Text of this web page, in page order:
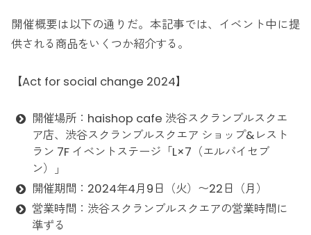
開催概要は以下の通りだ。本記事では、イベント中に提
供される商品をいくつか紹介する。
【Act for social change 2024】
開催場所：haishop cafe 渋谷スクランブルスクエ
ア店、渋谷スクランブルスクエア ショップ&レスト
ラン 7F イベントステージ「L×7（エルバイセブ
ン）」
開催期間：2024年4月9日（火）〜22日（月）
営業時間：渋谷スクランブルスクエアの営業時間に
準ずる